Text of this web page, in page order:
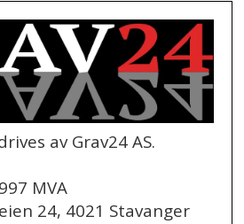
av Grav24 AS.
MVA
24, 4021 Stavanger